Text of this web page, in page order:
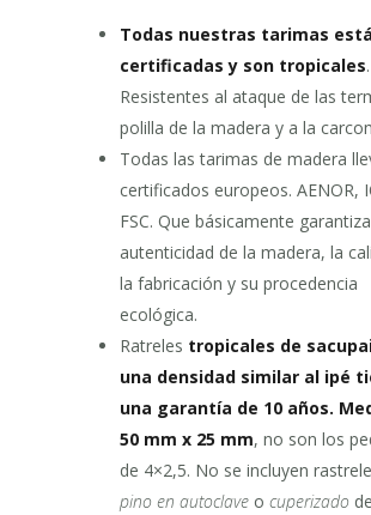
Todas nuestras tarimas
certificadas y son tropicales.
Resistentes al ataque de las
polilla de la madera y a la
Todas las tarimas de madera
certificados europeos. AENOR,
FSC. Que básicamente
autenticidad de la madera, la
la fabricación y su procedencia
ecológica.
Ratreles tropicales de
una densidad similar al ipé
una garantía de 10 años.
50 mm x 25 mm, no son los
de 4×2,5. No se incluyen
pino en autoclave o cuperizado